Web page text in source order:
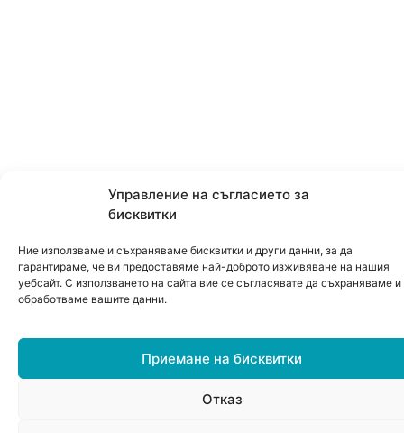
Управление на съгласието за
бисквитки
Ние използваме и съхраняваме бисквитки и други данни, за да
гарантираме, че ви предоставяме най-доброто изживяване на нашия
уебсайт. С използването на сайта вие се съгласявате да съхраняваме и
обработваме вашите данни.
Приемане на бисквитки
Отказ